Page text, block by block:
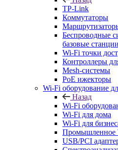
TP-Link
Коммутаторы
Беспроводные
базовые
Wi-Fi точки
Контроллеры
Mesh-системы
PoE ижекторы
Wi-Fi оборудование
Назад
Wi-Fi
Wi-Fi для дома
Wi-Fi для
Промышленное
USB/PCI